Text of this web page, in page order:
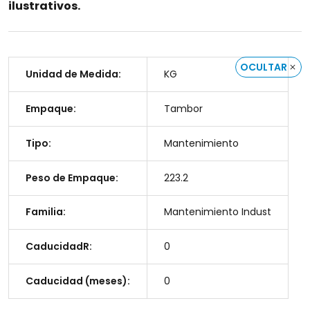
ilustrativos.
OCULTAR
Unidad de Medida: KG
Empaque: Tambor
Tipo: Mantenimiento
Peso de Empaque: 223.2
Familia: Mantenimiento Indust
CaducidadR: 0
Caducidad (meses): 0